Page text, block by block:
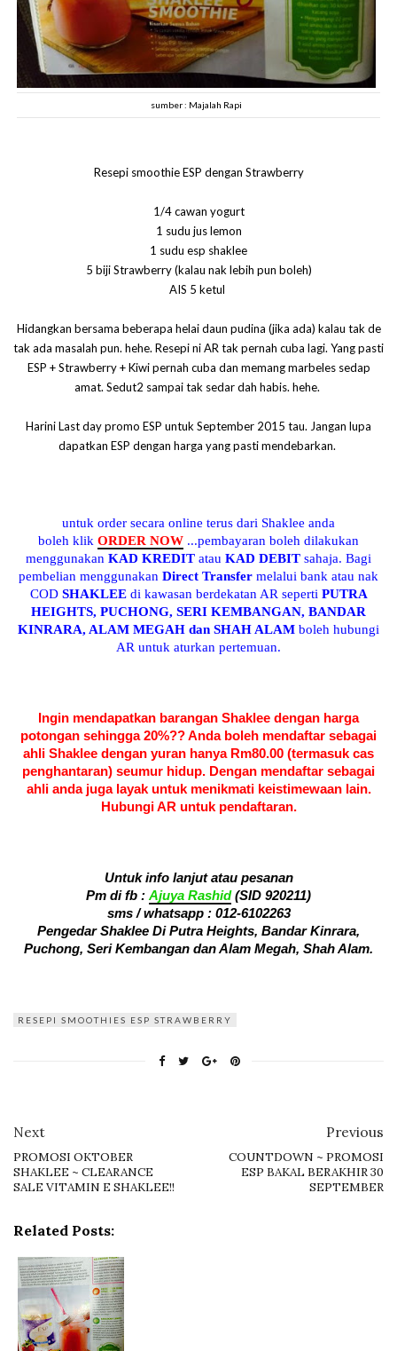
sumber : Majalah Rapi
Resepi smoothie ESP dengan Strawberry
1/4 cawan yogurt
1 sudu jus lemon
1 sudu esp shaklee
5 biji Strawberry (kalau nak lebih pun boleh)
AIS 5 ketul
Hidangkan bersama beberapa helai daun pudina (jika ada) kalau tak de
tak ada masalah pun. hehe. Resepi ni AR tak pernah cuba lagi. Yang pasti
ESP + Strawberry + Kiwi pernah cuba dan memang marbeles sedap
amat. Sedut2 sampai tak sedar dah habis. hehe.
Harini Last day promo ESP untuk September 2015 tau. Jangan lupa
dapatkan ESP dengan harga yang pasti mendebarkan.
untuk order secara online terus dari Shaklee anda
boleh klik ORDER NOW ...pembayaran boleh dilakukan
menggunakan KAD KREDIT atau KAD DEBIT sahaja. Bagi
pembelian menggunakan Direct Transfer melalui bank atau nak
COD SHAKLEEdi kawasan berdekatan AR seperti PUTRA
HEIGHTS, PUCHONG, SERI KEMBANGAN, BANDAR
KINRARA, ALAM MEGAH dan SHAH ALAM boleh hubungi
AR untuk aturkan pertemuan.
Ingin mendapatkan barangan Shaklee dengan harga
potongan sehingga 20%?? Anda boleh mendaftar sebagai
ahli Shaklee dengan yuran hanya Rm80.00 (termasuk cas
penghantaran) seumur hidup. Dengan mendaftar sebagai
ahli anda juga layak untuk menikmati keistimewaan lain.
Hubungi AR untuk pendaftaran.
Untuk info lanjut atau pesanan
Pm di fb : Ajuya Rashid (SID 920211)
sms / whatsapp : 012-6102263
Pengedar Shaklee Di Putra Heights, Bandar Kinrara,
Puchong, Seri Kembangan dan Alam Megah, Shah Alam.
RESEPI SMOOTHIES ESP STRAWBERRY
Next
PROMOSI OKTOBER
SHAKLEE ~ CLEARANCE
SALE VITAMIN E SHAKLEE!!
Previous
COUNTDOWN ~ PROMOSI
ESP BAKAL BERAKHIR 30
SEPTEMBER
Related Posts: